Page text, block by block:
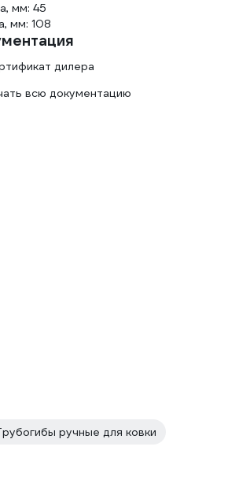
мм: 45
мм: 108
дилера
всю документацию
ручные для ковки